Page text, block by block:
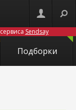
Sendsay
Подборки